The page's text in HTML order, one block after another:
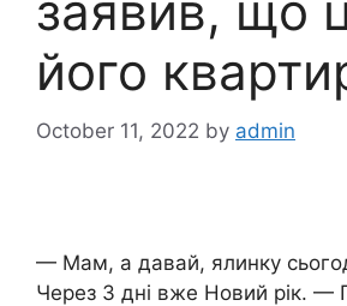
його
October 11, 2022 by admin
— Мам, а давай, ялинку
Через 3 дні вже Новий рік.